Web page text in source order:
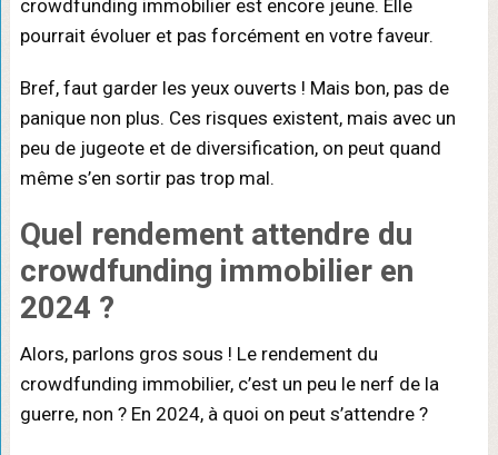
crowdfunding immobilier est encore jeune. Elle
pourrait évoluer et pas forcément en votre faveur.
Bref, faut garder les yeux ouverts ! Mais bon, pas de
panique non plus. Ces risques existent, mais avec un
peu de jugeote et de diversification, on peut quand
même s’en sortir pas trop mal.
Quel rendement attendre du
crowdfunding immobilier en
2024 ?
Alors, parlons gros sous ! Le rendement du
crowdfunding immobilier, c’est un peu le nerf de la
guerre, non ? En 2024, à quoi on peut s’attendre ?